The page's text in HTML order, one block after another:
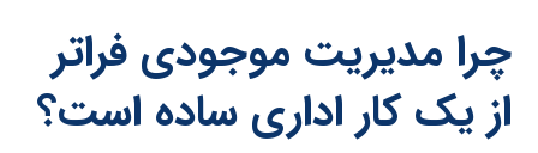
چرا مدیریت موجودی فراتر
از یک کار اداری ساده است؟